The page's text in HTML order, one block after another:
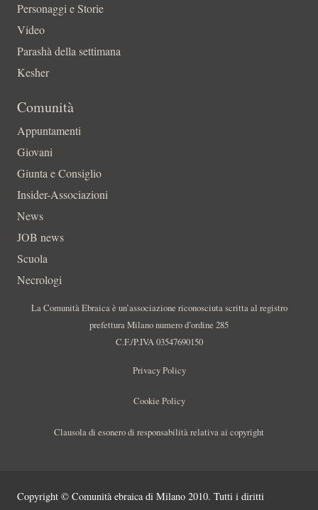
Personaggi e Storie
Video
Parashà della settimana
Kesher
Comunità
Appuntamenti
Giovani
Giunta e Consiglio
Insider-Associazioni
News
JOB news
Scuola
Necrologi
La Comunità Ebraica è un’associazione riconosciuta scritta al registro
prefettura Milano numero d’ordine 285
C.F./P.IVA 03547690150
Privacy Policy
Cookie Policy
Clausola di esonero di responsabilità relativa ai copyright
Copyright © Comunità ebraica di Milano 2010. Tutti i diritti